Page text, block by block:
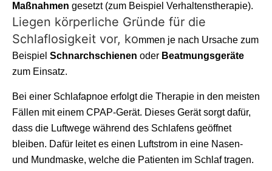
Maßnahmen gesetzt (zum Beispiel Verhaltenstherapie).
Liegen körperliche Gründe für die
Schlaflosigkeit vor, kommen je nach Ursache zum
Beispiel Schnarchschienen oder Beatmungsgeräte
zum Einsatz.
Bei einer Schlafapnoe erfolgt die Therapie in den meisten
Fällen mit einem CPAP-Gerät. Dieses Gerät sorgt dafür,
dass die Luftwege während des Schlafens geöffnet
bleiben. Dafür leitet es einen Luftstrom in eine Nasen-
und Mundmaske, welche die Patienten im Schlaf tragen.